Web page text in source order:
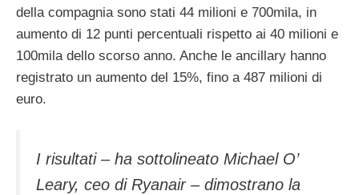
della compagnia sono stati 44 milioni e 700mila, in
aumento di 12 punti percentuali rispetto ai 40 milioni e
100mila dello scorso anno. Anche le ancillary hanno
registrato un aumento del 15%, fino a 487 milioni di
euro.
I risultati – ha sottolineato Michael O’
Leary, ceo di Ryanair – dimostrano la